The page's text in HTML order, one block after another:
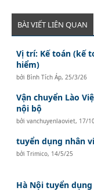
BÀI VIẾT LIÊN QUAN
Vị trí: Kế toán (kế
hiểm)
bởi Bình Tích Áp, 25/3/26
Vận chuyển Lào
nội bộ
bởivanchuyenlaoviet, 17/
tuyển dụng nhân
bởiTrimico, 14/5/25
Hà Nội tuyển